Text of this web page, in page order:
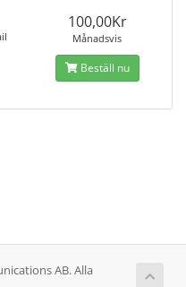
100,00Kr
Månadsvis
Beställ nu
AB. Alla